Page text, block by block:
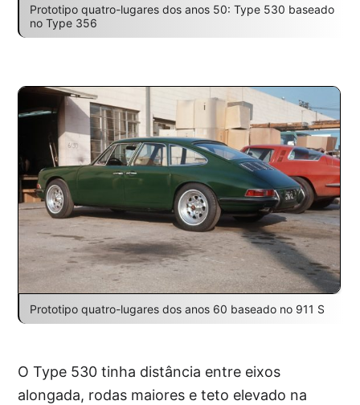
Prototipo quatro-lugares dos anos 50: Type 530 baseado
no Type 356
Prototipo quatro-lugares dos anos 60 baseado no 911 S
O Type 530 tinha distância entre eixos
alongada, rodas maiores e teto elevado na